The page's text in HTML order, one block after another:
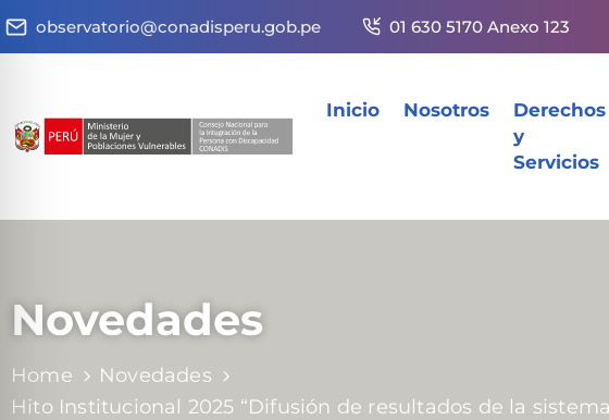
observatorio@conadisperu.gob.pe 01 630 5170 Anexo 123
Inicio Nosotros
Derechos
y
Servicios
Novedades
Home
Novedades
Hito Institucional 2025 “Difusión de resultados de la